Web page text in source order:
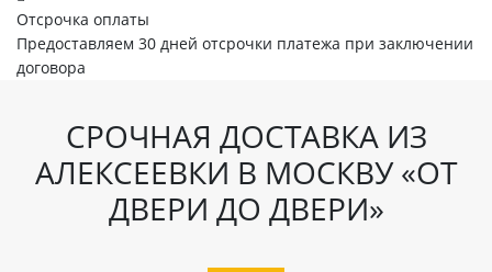
Отсрочка оплаты
Предоставляем 30 дней отсрочки платежа при заключении
договора
СРОЧНАЯ ДОСТАВКА ИЗ
АЛЕКСЕЕВКИ В МОСКВУ «ОТ
ДВЕРИ ДО ДВЕРИ»